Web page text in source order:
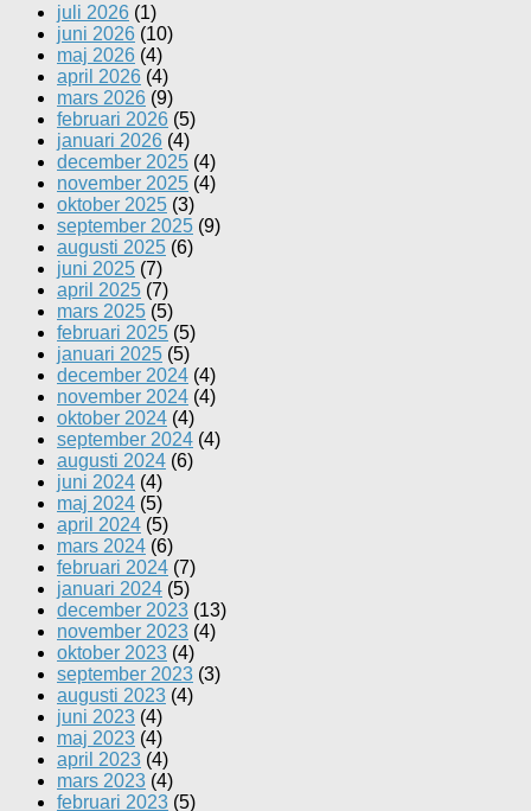
juli 2026 (1)
juni 2026 (10)
maj 2026 (4)
april 2026 (4)
mars 2026 (9)
februari 2026 (5)
januari 2026 (4)
december 2025 (4)
november 2025 (4)
oktober 2025 (3)
september 2025 (9)
augusti 2025 (6)
juni 2025 (7)
april 2025 (7)
mars 2025 (5)
februari 2025 (5)
januari 2025 (5)
december 2024 (4)
november 2024 (4)
oktober 2024 (4)
september 2024 (4)
augusti 2024 (6)
juni 2024 (4)
maj 2024 (5)
april 2024 (5)
mars 2024 (6)
februari 2024 (7)
januari 2024 (5)
december 2023 (13)
november 2023 (4)
oktober 2023 (4)
september 2023 (3)
augusti 2023 (4)
juni 2023 (4)
maj 2023 (4)
april 2023 (4)
mars 2023 (4)
februari 2023 (5)